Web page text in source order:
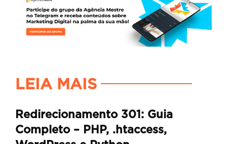
LEIA MAIS
Redirecionamento 301: Guia
Completo – PHP, .htaccess,